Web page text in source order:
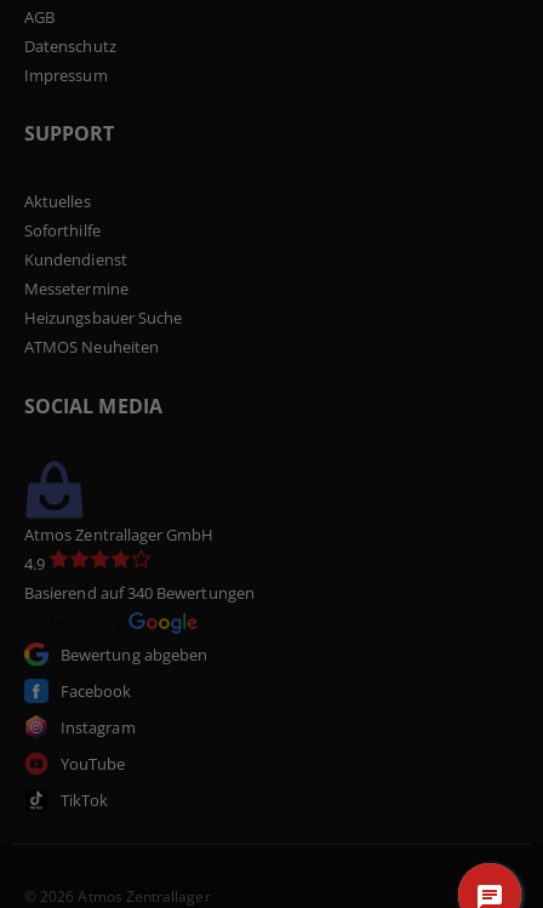
AGB
Datenschutz
Impressum
SUPPORT
Aktuelles
Soforthilfe
Kundendienst
Messetermine
Heizungsbauer Suche
ATMOS Neuheiten
SOCIAL MEDIA
Atmos Zentrallager GmbH
4.9
Basierend auf 340 Bewertungen
Bewertung abgeben
Facebook
Instagram
YouTube
TikTok
© 2026 Atmos Zentrallager